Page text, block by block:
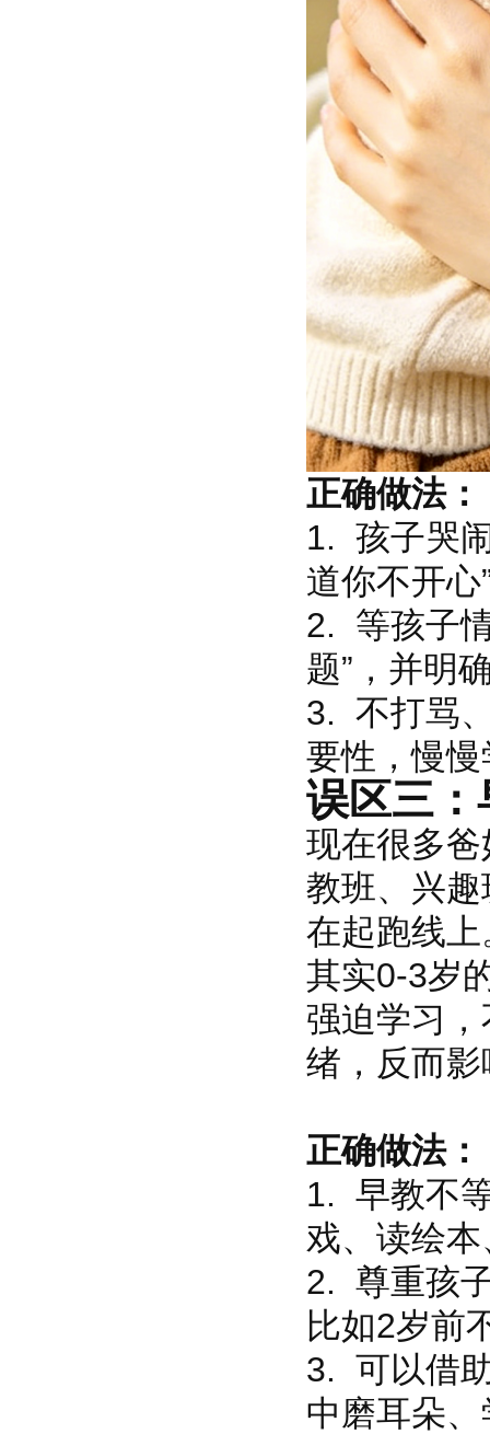
正确做法：
1. 孩子哭
道你不开
2. 等孩子
题”，并明
3. 不打骂
要性，慢
误区三：
现在很多爸
教班、兴
在起跑线上
其实0-3岁
强迫学习
绪，反而
正确做法：
1. 早教不
戏、读绘
2. 尊重孩
比如2岁前
3. 可以借
中磨耳朵